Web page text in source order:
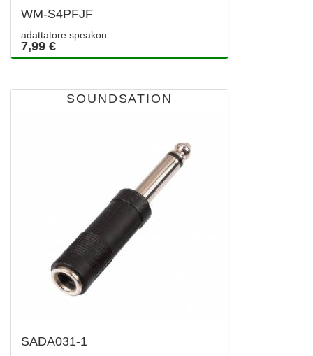
WM-S4PFJF
adattatore speakon
7,99 €
SOUNDSATION
SADA031-1